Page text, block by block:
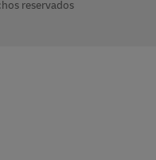
reservados